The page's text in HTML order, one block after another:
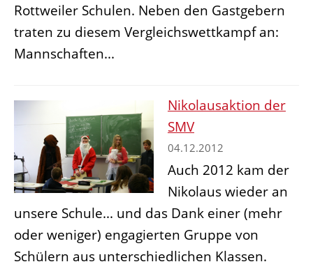
Rottweiler Schulen. Neben den Gastgebern
traten zu diesem Vergleichswettkampf an:
Mannschaften...
Nikolausaktion der
SMV
04.12.2012
Auch 2012 kam der
Nikolaus wieder an
unsere Schule... und das Dank einer (mehr
oder weniger) engagierten Gruppe von
Schülern aus unterschiedlichen Klassen.